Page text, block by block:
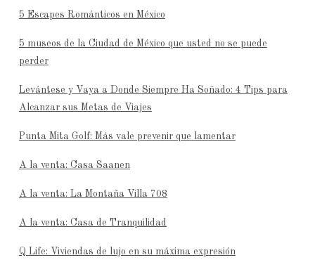
5 Escapes Románticos en México
5 museos de la Ciudad de México que usted no se puede
perder
Levántese y Vaya a Donde Siempre Ha Soñado: 4 Tips para
Alcanzar sus Metas de Viajes
Punta Mita Golf: Más vale prevenir que lamentar
A la venta: Casa Saanen
A la venta: La Montaña Villa 708
A la venta: Casa de Tranquilidad
Q Life: Viviendas de lujo en su máxima expresión